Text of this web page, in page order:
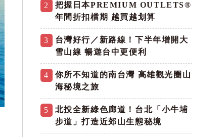
2
把握日本PREMIUM OUTLETS®
年間折扣檔期 越買越划算
3
台灣好行／新路線！下半年增開大
雪山線 暢遊台中更便利
4
你所不知道的南台灣 高雄觀光圈山
海秘境之旅
5
北投全新綠色廊道！台北「小牛埔
步道」打造近郊山生態秘境